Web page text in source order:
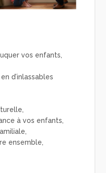
vos enfants,
d’inlassables
à vos enfants,
ensemble,